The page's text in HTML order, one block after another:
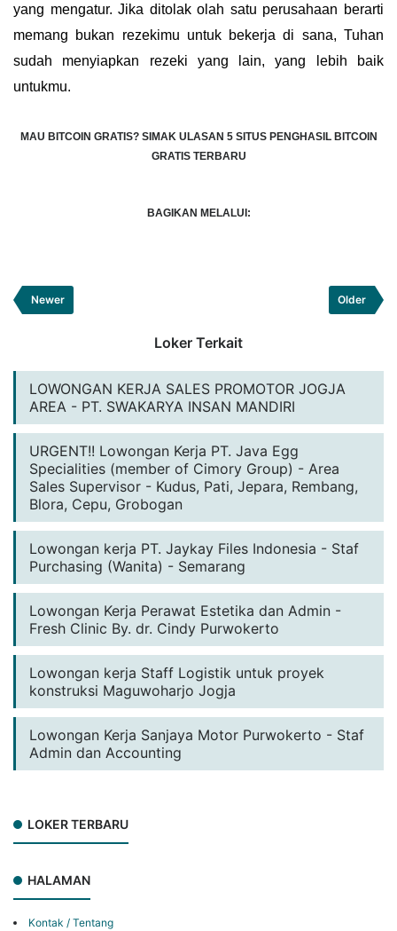
yang mengatur. Jika ditolak olah satu perusahaan berarti
memang bukan rezekimu untuk bekerja di sana, Tuhan
sudah menyiapkan rezeki yang lain, yang lebih baik
untukmu.
MAU BITCOIN GRATIS? SIMAK ULASAN 5 SITUS PENGHASIL BITCOIN
GRATIS TERBARU
BAGIKAN MELALUI:
Newer Older
Loker Terkait
LOWONGAN KERJA SALES PROMOTOR JOGJA
AREA - PT. SWAKARYA INSAN MANDIRI
URGENT!! Lowongan Kerja PT. Java Egg
Specialities (member of Cimory Group) - Area
Sales Supervisor - Kudus, Pati, Jepara, Rembang,
Blora, Cepu, Grobogan
Lowongan kerja PT. Jaykay Files Indonesia - Staf
Purchasing (Wanita) - Semarang
Lowongan Kerja Perawat Estetika dan Admin -
Fresh Clinic By. dr. Cindy Purwokerto
Lowongan kerja Staff Logistik untuk proyek
konstruksi Maguwoharjo Jogja
Lowongan Kerja Sanjaya Motor Purwokerto - Staf
Admin dan Accounting
LOKER TERBARU
HALAMAN
Kontak / Tentang